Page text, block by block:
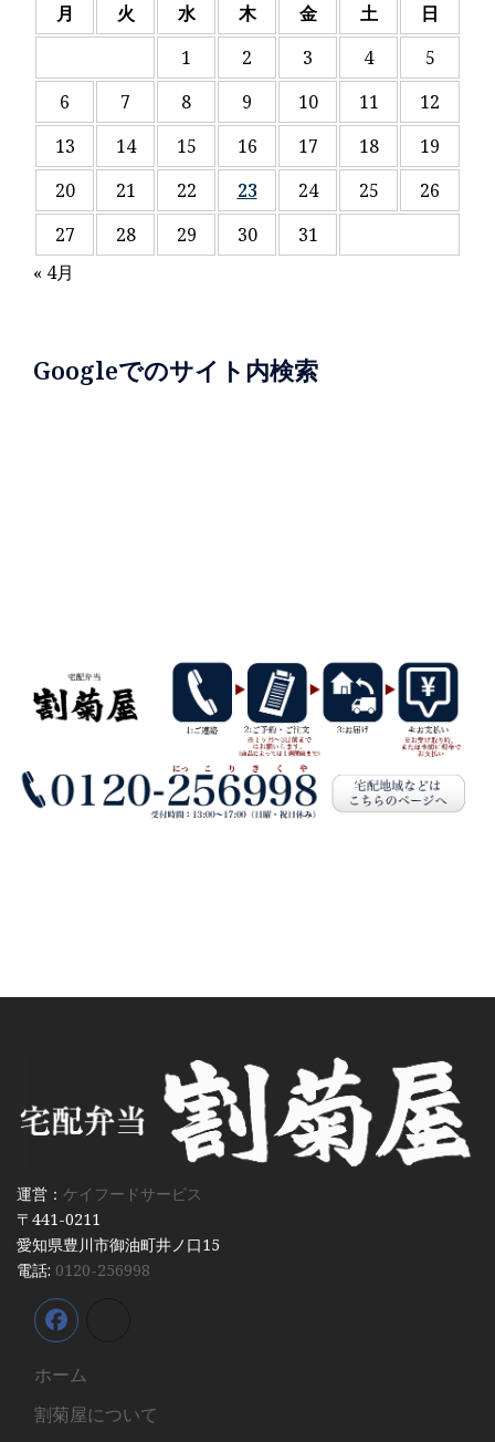
月
火 水 木 金 土
日
1
2 3 4
5
6
7 8 9 10 11
12
13
14 15 16 17 18
19
20
21 22 23 24 25
26
27
28 29 30
31
« 4月
Googleでのサイト内検索
運営： ケイフードサービス
〒441-0211
愛知県豊川市御油町井ノ口15
電話: 0120-256998
ホーム
割菊屋について